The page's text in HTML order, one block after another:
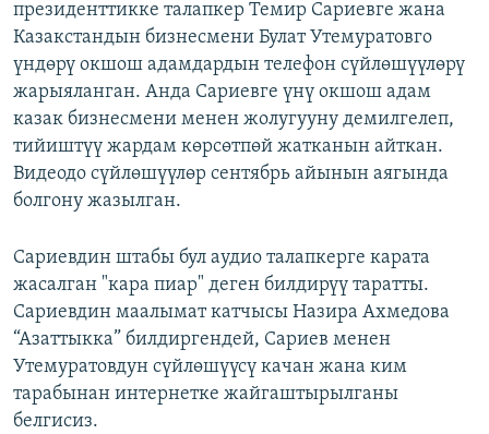
президенттикке талапкер Темир Сариевге жана
Казакстандын бизнесмени Булат Утемуратовго
үндөрү окшош адамдардын телефон сүйлөшүүлөрү
жарыяланган. Анда Сариевге үнү окшош адам
казак бизнесмени менен жолугууну демилгелеп,
тийиштүү жардам көрсөтпөй жатканын айткан.
Видеодо сүйлөшүүлөр сентябрь айынын аягында
болгону жазылган.
Сариевдин штабы бул аудио талапкерге карата
жасалган "кара пиар" деген билдирүү таратты.
Сариевдин маалымат катчысы Назира Ахмедова
“Азаттыкка” билдиргендей, Сариев менен
Утемуратовдун сүйлөшүүсү качан жана ким
тарабынан интернетке жайгаштырылганы
белгисиз.